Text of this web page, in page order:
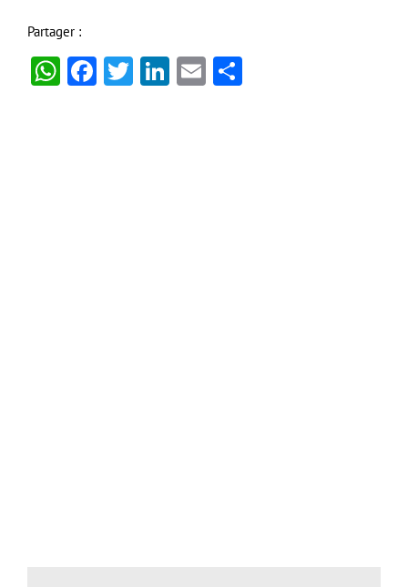
Partager :
WhatsApp
Facebook
Twitter
LinkedIn
Email